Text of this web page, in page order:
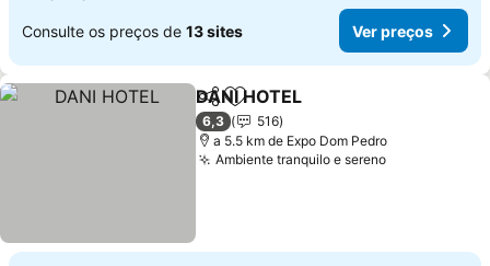
Consulte os preços de 13 sites Ver preços
PartilharAdicionar aos favoritos
DANI HOTEL
6,3
516
a 5.5 km de Expo Dom Pedro
Ambiente tranquilo e sereno